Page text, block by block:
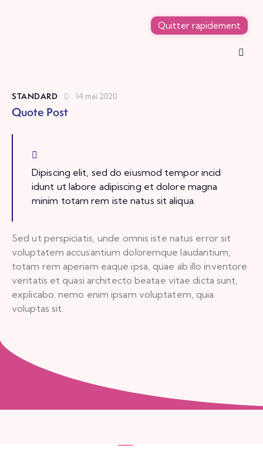
Quitter rapidement
STANDARD 14 mai 2020
Quote Post
Dipiscing elit, sed do eiusmod tempor incid
idunt ut labore adipiscing et dolore magna
minim totam rem iste natus sit aliqua.
Sed ut perspiciatis, unde omnis iste natus error sit
voluptatem accusantium doloremque laudantium,
totam rem aperiam eaque ipsa, quae ab illo inventore
veritatis et quasi architecto beatae vitae dicta sunt,
explicabo. nemo enim ipsam voluptatem, quia
voluptas sit.